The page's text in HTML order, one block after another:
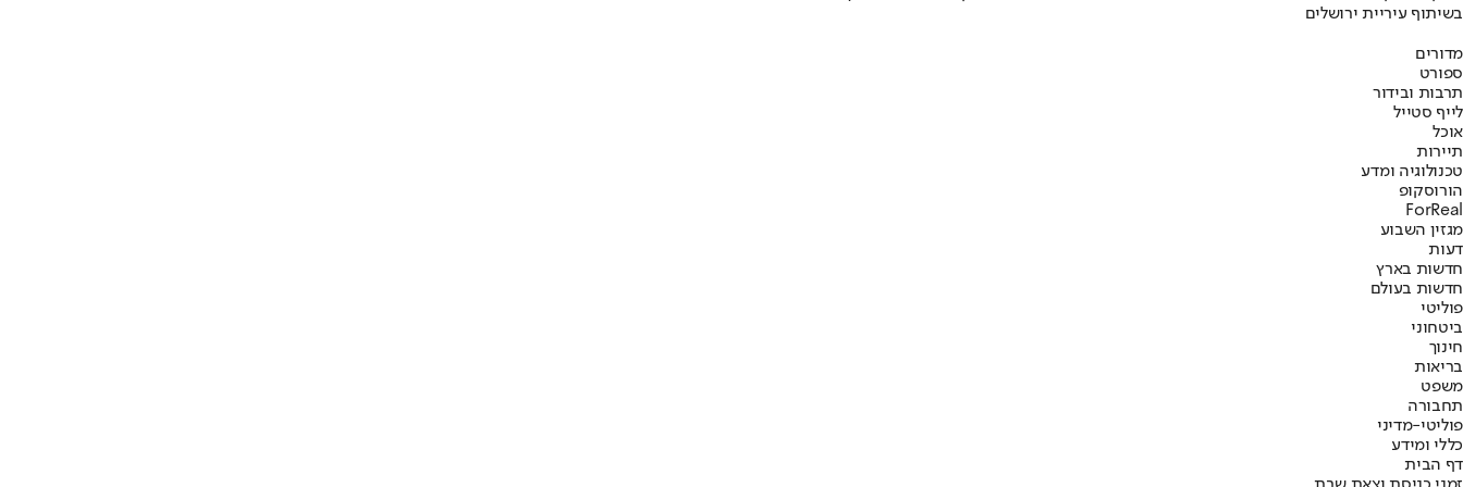
בשיתוף עיריית ירושלים
מדורים
ספורט
תרבות ובידור
לייף סטייל
אוכל
תיירות
טכנולוגיה ומדע
הורוסקופ
ForReal
מגזין השבוע
דעות
חדשות בארץ
חדשות בעולם
פוליטי
ביטחוני
חינוך
בריאות
משפט
תחבורה
פוליטי-מדיני
כללי ומידע
דף הבית